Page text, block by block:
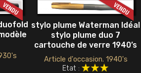
stylo plume Waterman Idéal
stylo plume duo 7
cartouche de verre 1940’s
Article d'occasion. 1940's
Etat :